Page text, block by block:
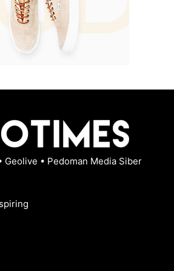
Geolive • Pedoman Media Siber